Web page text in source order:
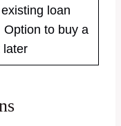
loan
to buy a
later